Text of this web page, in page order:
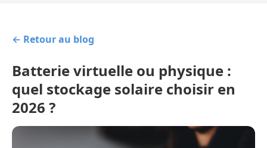
← Retour au blog
Batterie virtuelle ou physique :
quel stockage solaire choisir en
2026 ?